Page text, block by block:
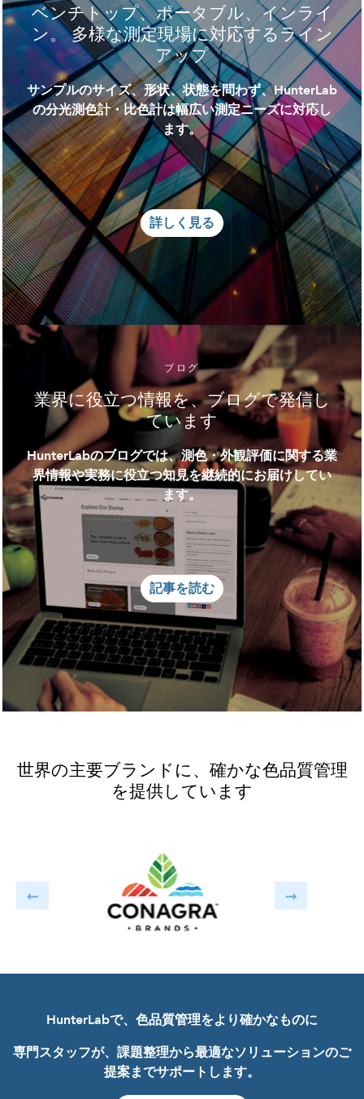
ベンチトップ、ポータブル、インライ
ン。 多様な測定現場に対応するライン
アップ
サンプルのサイズ、形状、状態を問わず、HunterLab
の分光測色計・比色計は幅広い測定ニーズに対応し
ます。
詳しく見る
ブログ
業界に役立つ情報を、ブログで発信し
ています
HunterLabのブログでは、測色・外観評価に関する業
界情報や実務に役立つ知見を継続的にお届けしてい
ます。
記事を読む
世界の主要ブランドに、確かな色品質管理
を提供しています
HunterLabで、色品質管理をより確かなものに
専門スタッフが、課題整理から最適なソリューションのご
提案までサポートします。